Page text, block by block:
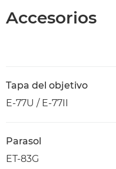
Accesorios
Tapa del objetivo
E-77U / E-77II
Parasol
ET-83G